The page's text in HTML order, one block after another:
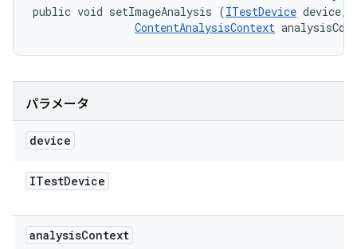
public void setImageAnalysis (ITestDevice device,
ContentAnalysisContext
パラメータ
device
ITestDevice
analysisContext